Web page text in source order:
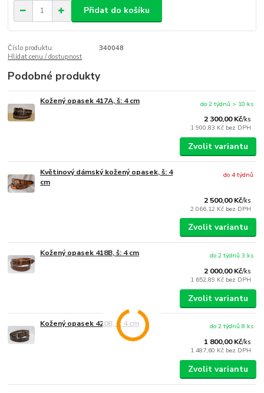
Přidat do košíku
Číslo produktu:
340048
Hlídat cenu / dostupnost
Podobné produkty
Kožený opasek 417A, š: 4 cm
2 300,00 Kč/ks
1 900,83 Kč bez DPH
do 2 týdnů > 10 ks
Zvolit variantu
Květinový dámský kožený opasek, š: 4
cm
2 500,00 Kč/ks
2 066,12 Kč bez DPH
do 4 týdnů
Zvolit variantu
Kožený opasek 418B, š: 4 cm
2 000,00 Kč/ks
1 652,89 Kč bez DPH
do 2 týdnů 3 ks
Zvolit variantu
Kožený opasek 420B, š: 4 cm
1 800,00 Kč/ks
1 487,60 Kč bez DPH
do 2 týdnů 8 ks
Zvolit variantu